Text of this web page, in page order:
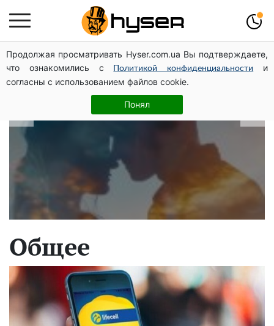
Продолжая просматривать Hyser.com.ua Вы подтверждаете,
что ознакомились с
Политикой конфиденциальности
и
согласны с использованием файлов cookie.
Понял
В які дати народжуються найвірніші
чоловіки: краще одразу перевірити,
щоб потім не страждати
Общее